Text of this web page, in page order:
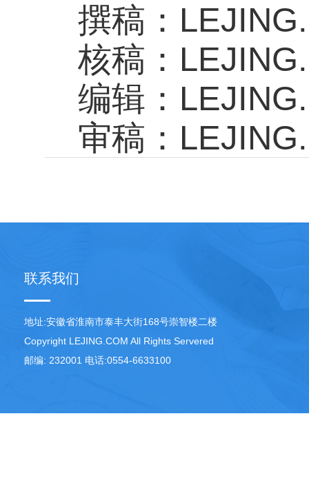
撰稿：
核稿：
编辑：
审稿：
联系我们
地址:安徽省淮南市泰丰大街168号崇智楼二楼
Copyright LEJING.COM All Rights Servered
邮编: 232001 电话:0554-6633100